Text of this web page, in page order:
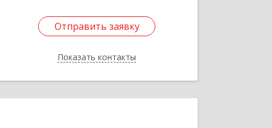
Отправить заявку
Показать контакты
Отправить заявку
Назад